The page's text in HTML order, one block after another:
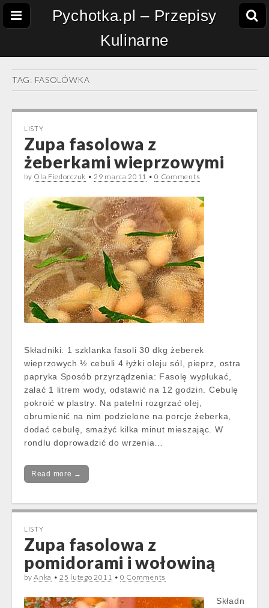
Pychotka.pl – Przepisy
Kulinarne
TAG: FASOLÓWKA
LISTY
Zupa fasolowa z
żeberkami wieprzowymi
by Ola Fiedorczuk •29 marca 2011 •0 Comments
Składniki: 1 szklanka fasoli 30 dkg żeberek
wieprzowych ½ cebuli 4 łyżki oleju sól, pieprz, ostra
papryka Sposób przyrządzenia: Fasolę wypłukać,
zalać 1 litrem wody, odstawić na 12 godzin. Cebulę
pokroić w plastry. Na patelni rozgrzać olej,
obrumienić na nim podzielone na porcje żeberka,
dodać cebulę, smażyć kilka minut mieszając. W
rondlu doprowadzić do wrzenia…
Read more →
LISTY
Zupa fasolowa z
pomidorami i wołowiną
byAnka •25 lutego 2011 • 0 Comments
Składn